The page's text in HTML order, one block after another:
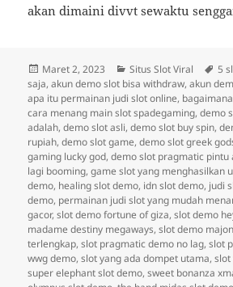
akan dimaini divvt sewaktu
Diposkan
pada
Maret 2, 2023 Kategori
Situs Slot Viral Tag
5
saja,akun demo slot bisa withdraw,akun
apa itu permainan judi slot online,
cara menang main slot spadegaming,demo
adalah,demo slot asli,demo slot buy spin,
rupiah,demo slot game,demo slot greek
gaming lucky god,demo slot pragmatic pintu
lagi booming,game slot yang menghasilkan
demo, healing slot demo, idn slot demo, judi
demo, permainan judi slot yang mudah
gacor,slot demo fortune of giza,slot demo
madame destiny megaways,slot demo
terlengkap,slot pragmatic demo no lag,slot
wwg demo,slot yang ada dompet utama,slot
super elephant slot demo,sweet bonanza